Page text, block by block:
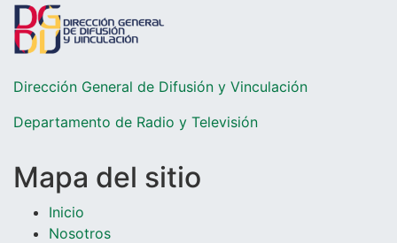
Dirección General de Difusión y Vinculación
Departamento de Radio y Televisión
Mapa del sitio
Inicio
Nosotros